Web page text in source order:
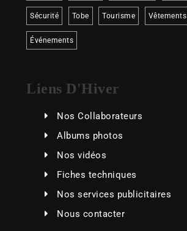
Sécurité Tobe Tourisme Vêtements
Événements
Liens D'Hiver
Nos Collaborateurs
Albums photos
Nos vidéos
Fiches techniques
Nos services publicitaires
Nous contacter